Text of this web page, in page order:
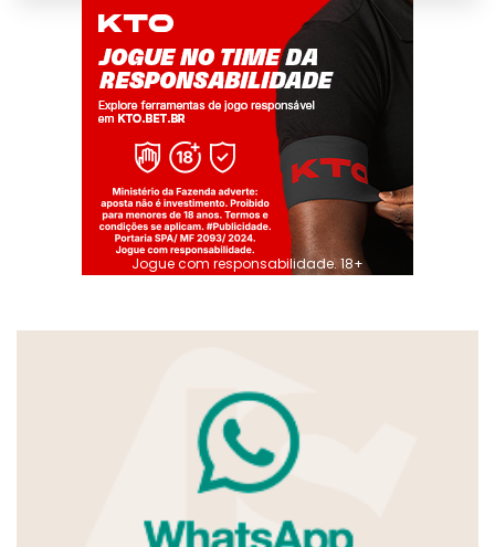
Jogue com responsabilidade. 18+